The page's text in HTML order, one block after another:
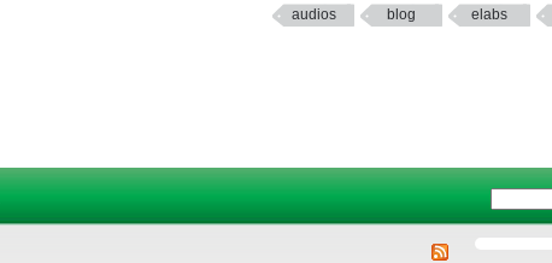
audios blog elabs